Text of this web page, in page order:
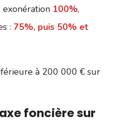
exonération 100%,
: 75%, puis 50% et
à 200 000 € sur
foncière sur